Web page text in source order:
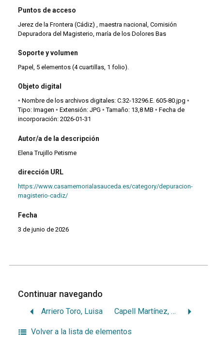
Puntos de acceso
Jerez de la Frontera (Cádiz) , maestra nacional, Comisión
Depuradora del Magisterio, maría de los Dolores Bas
Soporte y volumen
Papel, 5 elementos (4 cuartillas, 1 folio).
Objeto digital
◦ Nombre de los archivos digitales: C.32-13296.E. 605-80.jpg ◦
Tipo: Imagen ◦ Extensión: JPG ◦ Tamaño: 13,8 MB ◦ Fecha de
incorporación: 2026-01-31
Autor/a de la descripción
Elena Trujillo Petisme
dirección URL
https://www.casamemorialasauceda.es/category/depuracion-
magisterio-cadiz/
Fecha
3 de junio de 2026
Continuar navegando
Arriero Toro, Luisa Capell Martínez, Rosario
Volver a la lista de elementos